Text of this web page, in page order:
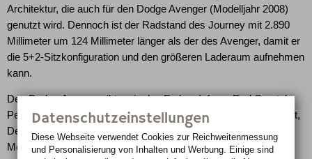
Architektur, die auch für den Dodge Avenger (Modelljahr 2008)
genutzt wird. Dennoch ist der Radstand des Journey mit 2.890
Millimeter um 124 Millimeter länger als der des Avenger, damit er
die 5+2-Sitzkonfiguration und den größeren Laderaum aufnehmen
kann.
Den Dodge Journey gibt es in den Farben Inferno Red Crystal
Perleffekt, Light Sandstone Metallic, Melbourne Green Perleffekt,
Deep Water Blue Perleffekt, Silver Steel Metallic, Bright Silver
Metallic, Brilliant Black Crystal Perleffekt und Stone White.
Datenschutzeinstellungen
Diese Webseite verwendet Cookies zur Reichweiten­messung
und Personalisierung von Inhalten und Werbung. Einige sind